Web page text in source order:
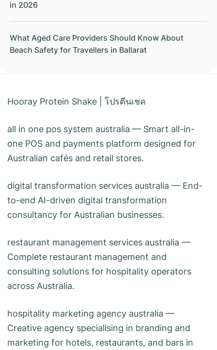
in 2026
What Aged Care Providers Should Know About
Beach Safety for Travellers in Ballarat
Hooray Protein Shake โปรตีนเชค
all in one pos system australia — Smart all-in-
one POS and payments platform designed for
Australian cafés and retail stores.
digital transformation services australia — End-
to-end AI-driven digital transformation
consultancy for Australian businesses.
restaurant management services australia —
Complete restaurant management and
consulting solutions for hospitality operators
across Australia.
hospitality marketing agency australia —
Creative agency specialising in branding and
marketing for hotels, restaurants, and bars in